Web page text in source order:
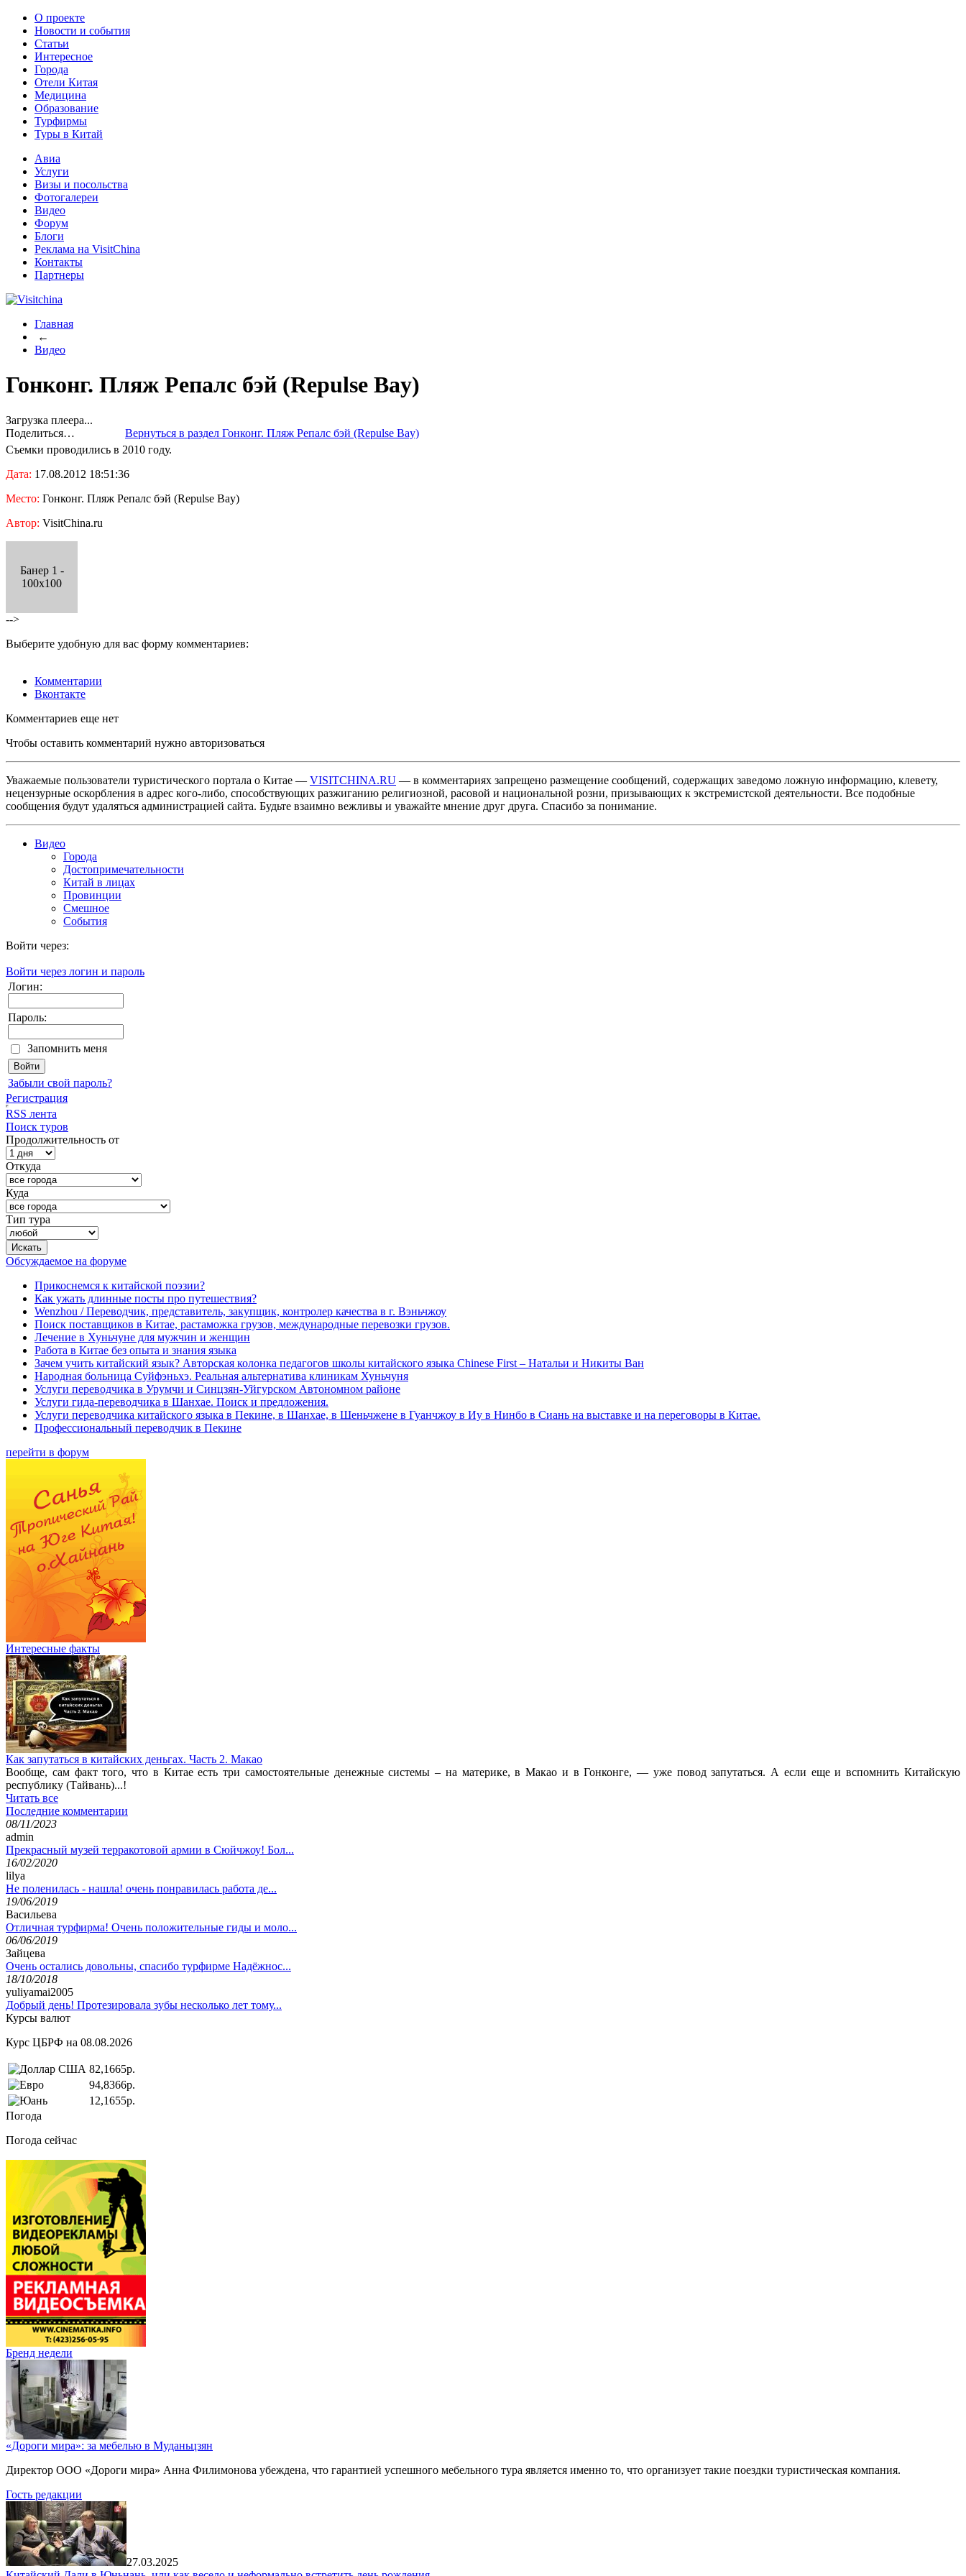
О проекте
Новости и события
Статьи
Интересное
Города
Отели Китая
Медицина
Образование
Турфирмы
Туры в Китай
Авиа
Услуги
Визы и посольства
Фотогалереи
Видео
Форум
Блоги
Реклама на VisitChina
Контакты
Партнеры
Главная
←
Видео
Гонконг. Пляж Репалс бэй (Repulse Bay)
Загрузка плеера...
Поделиться…
Вернуться в раздел Гонконг. Пляж Репалс бэй (Repulse Bay)
Съемки проводились в 2010 году.
Дата: 17.08.2012 18:51:36
Место: Гонконг. Пляж Репалс бэй (Repulse Bay)
Автор: VisitChina.ru
Банер 1 -
100x100
-->
Выберите удобную для вас форму комментариев:
Комментарии
Вконтакте
Комментариев еще нет
Чтобы оставить комментарий нужно авторизоваться
Уважаемые пользователи туристического портала о Китае — VISITCHINA.RU — в комментариях запрещено размещение сообщений, содержащих заведомо ложную информацию, клевету,
нецензурные оскорбления в адрес кого-либо, способствующих разжиганию религиозной, расовой и национальной розни, призывающих к экстремистской деятельности. Все подобные
сообщения будут удаляться администрацией сайта. Будьте взаимно вежливы и уважайте мнение друг друга. Спасибо за понимание.
Видео
Города
Достопримечательности
Китай в лицах
Провинции
Смешное
События
Войти через:
Войти через логин и пароль
Логин:
Пароль:
Запомнить меня
Забыли свой пароль?
Регистрация
RSS лента
Поиск туров
Продолжительность от
Откуда
Куда
Тип тура
Обсуждаемое на форуме
Прикоснемся к китайской поэзии?
Как ужать длинные посты про путешествия?
Wenzhou / Переводчик, представитель, закупщик, контролер качества в г. Вэньчжоу
Поиск поставщиков в Китае, растаможка грузов, международные перевозки грузов.
Лечение в Хуньчуне для мужчин и женщин
Работа в Китае без опыта и знания языка
Зачем учить китайский язык? Авторская колонка педагогов школы китайского языка Chinese First – Натальи и Никиты Ван
Народная больница Суйфэньхэ. Реальная альтернатива клиникам Хуньчуня
Услуги переводчика в Урумчи и Синцзян-Уйгурском Автономном районе
Услуги гида-переводчика в Шанхае. Поиск и предложения.
Услуги переводчика китайского языка в Пекине, в Шанхае, в Шеньчжене в Гуанчжоу в Иу в Нинбо в Сиань на выставке и на переговоры в Китае.
Профессиональный переводчик в Пекине
перейти в форум
Интересные факты
Как запутаться в китайских деньгах. Часть 2. Макао
Вообще, сам факт того, что в Китае есть три самостоятельные денежные системы – на материке, в Макао и в Гонконге, — уже повод запутаться. А если еще и вспомнить Китайскую
республику (Тайвань)...!
Читать все
Последние комментарии
08/11/2023
admin
Прекрасный музей терракотовой армии в Сюйчжоу! Бол...
16/02/2020
lilya
Не поленилась - нашла! очень понравилась работа де...
19/06/2019
Васильева
Отличная турфирма! Очень положительные гиды и моло...
06/06/2019
Зайцева
Очень остались довольны, спасибо турфирме Надёжнос...
18/10/2018
yuliyamai2005
Добрый день! Протезировала зубы несколько лет тому...
Курсы валют
Курс ЦБРФ на 08.08.2026
82,1665р.
94,8366р.
12,1655р.
Погода
Погода сейчас
Бренд недели
«Дороги мира»: за мебелью в Муданьцзян
Директор ООО «Дороги мира» Анна Филимонова убеждена, что гарантией успешного мебельного тура является именно то, что организует такие поездки туристическая компания.
Гость редакции
27.03.2025